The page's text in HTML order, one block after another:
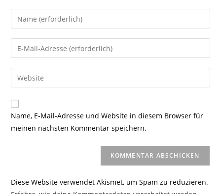
Gib
deinen
Namen
oder
zum
Kommentieren
ein
Gib
deine
E-
Mail-
zum
Kommentieren
ein
Gib
deine
Website-
URL
Name, E-Mail-Adresse und Website in diesem Browser für
meinen nächsten Kommentar speichern.
Diese Website verwendet Akismet, um Spam zu reduzieren.